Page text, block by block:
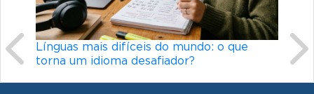
Línguas mais difíceis do mundo: o que
torna um idioma desafiador?